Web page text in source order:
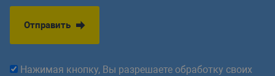
Отправить
Нажимая кнопку, Вы разрешаете обработку своих